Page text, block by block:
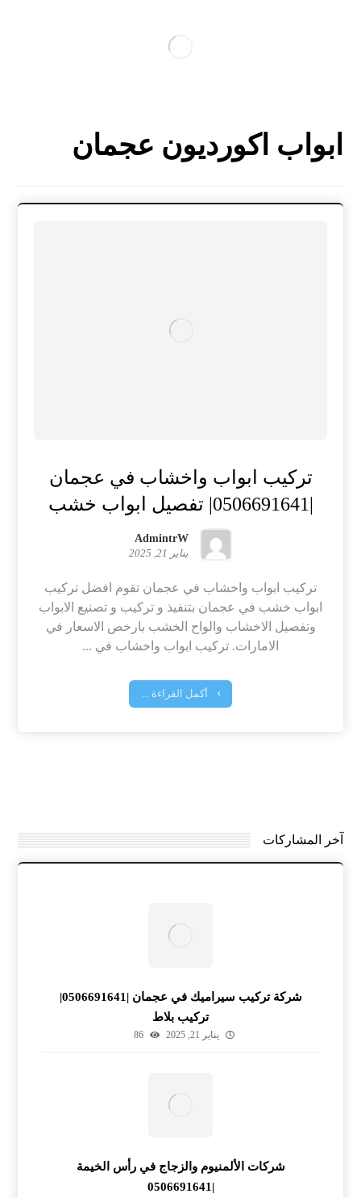
ابواب اكورديون عجمان
تركيب ابواب واخشاب في عجمان
AdmintrW
يناير 21, 2025
تركيب ابواب واخشاب في عجمان تقوم افضل تركيب
ابواب خشب في عجمان بتنفيذ و تركيب و تصنيع الابواب
وتفصيل الاخشاب والواح الخشب بارخص الاسعار في
الامارات. تركيب ابواب واخشاب في ...
أكمل القراءة ...
آخر المشاركات
شركة تركيب سيراميك في عجمان |0506691641|
تركيب بلاط
يناير 21, 2025 86
شركات الألمنيوم والزجاج في رأس الخيمة
|0506691641